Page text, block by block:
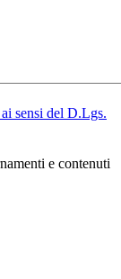
sensi del D.Lgs.
e contenuti